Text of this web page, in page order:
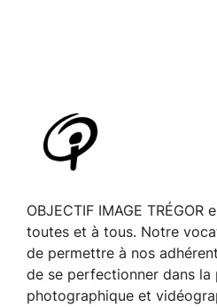
OBJECTIF IMAGE TRÉGOR
toutes et à tous. Notre
de permettre à nos
de se perfectionner dans la
photographique et